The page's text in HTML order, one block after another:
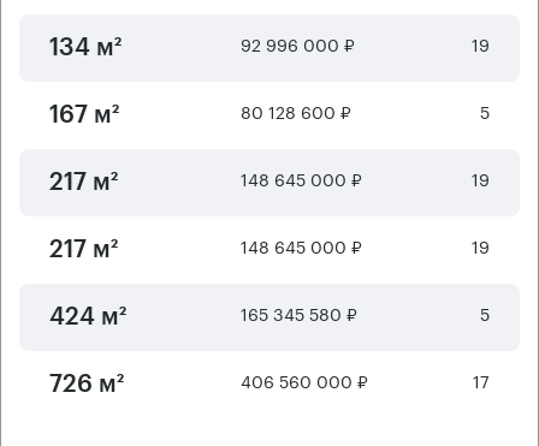
134 м² 92 996 000 ₽ 19
167 м² 80 128 600 ₽ 5
217 м² 148 645 000 ₽ 19
217 м² 148 645 000 ₽ 19
424 м² 165 345 580 ₽ 5
726 м² 406 560 000 ₽ 17